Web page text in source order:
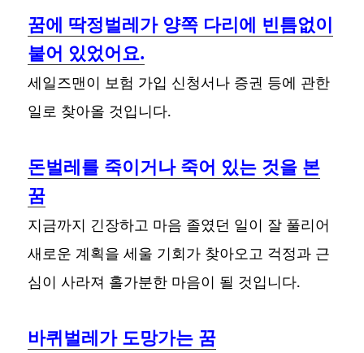
꿈에 딱정벌레가 양쪽 다리에 빈틈없이
붙어 있었어요.
세일즈맨이 보험 가입 신청서나 증권 등에 관한
일로 찾아올 것입니다.
돈벌레를 죽이거나 죽어 있는 것을 본
꿈
지금까지 긴장하고 마음 졸였던 일이 잘 풀리어
새로운 계획을 세울 기회가 찾아오고 걱정과 근
심이 사라져 홀가분한 마음이 될 것입니다.
바퀴벌레가 도망가는 꿈